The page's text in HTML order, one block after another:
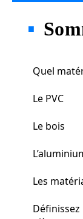
Quel
Le PVC
Le bois
Les
Définissez